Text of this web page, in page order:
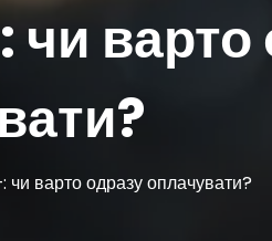
варто
варто одразу оплачувати?